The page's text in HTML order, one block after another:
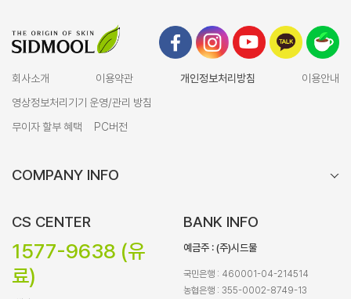
회사소개 이용약관 개인정보처리방침
이용안내
영상정보처리기기 운영/관리 방침
무이자 할부 혜택
PC버전
COMPANY INFO
CS CENTER
1577-9638 (유
료)
BANK INFO
예금주 : (주)시드물
국민은행 : 460001-04-214514
농협은행 : 355-0002-8749-13